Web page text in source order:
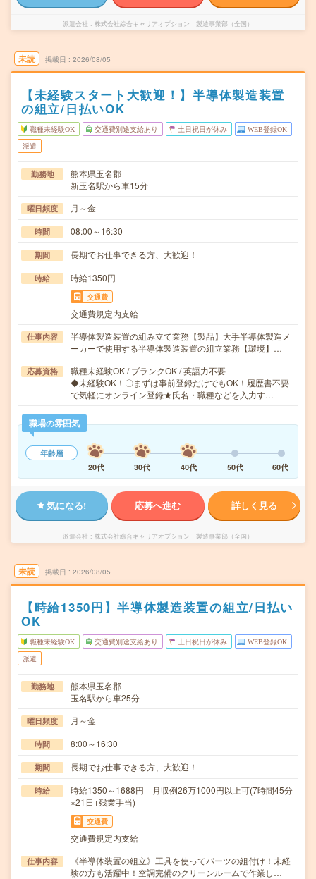
派遣会社 株式会社綜合キャリアオプション 製造事業部（全国）
未読 掲載日 2026/08/05
【未経験スタート大歓迎！】半導体製造装置
の組立/日払いOK
職種未経験OK 交通費別途支給あり 土日祝日が休み WEB登録OK
派遣
勤務地
熊本県玉名郡
新玉名駅から車15分
曜日頻度 月～金
時間 08:00～16:30
期間 長期でお仕事できる方、大歓迎！
時給 時給1350円
交通費
交通費規定内支給
仕事内容
半導体製造装置の組み立て業務【製品】大手半導体製造メ
ーカーで使用する半導体製造装置の組立業務【環境】…
応募資格
職種未経験OK / ブランクOK / 英語力不要
◆未経験OK！〇まずは事前登録だけでもOK！履歴書不要
で気軽にオンライン登録★氏名・職種などを入力す…
職場の雰囲気
年齢層
20代
30代 40代 50代 60代
気になる! 応募へ進む 詳しく見る
派遣会社 株式会社綜合キャリアオプション 製造事業部（全国）
未読 掲載日 2026/08/05
【時給1350円】半導体製造装置の組立/日払い
OK
職種未経験OK 交通費別途支給あり 土日祝日が休み WEB登録OK
派遣
勤務地
熊本県玉名郡
玉名駅から車25分
曜日頻度 月～金
時間 8:00～16:30
期間 長期でお仕事できる方、大歓迎！
時給
時給1350～1688円 月収例26万1000円以上可(7時間45分
×21日+残業手当)
交通費
交通費規定内支給
仕事内容
《半導体装置の組立》工具を使ってパーツの組付け！未経
験の方も活躍中！空調完備のクリーンルームで作業し…